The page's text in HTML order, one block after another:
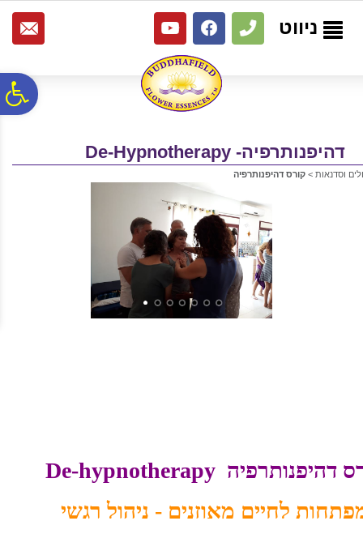
נגישות
אתר
המרכזי
ניווט
דהיפנותרפיה- De-Hypnotherapy
וסדנאות > קורס דהיפנותרפיה
דהיפנותרפיהDe-hypnotherapy
לחיים מאוזנים - ניהול רגשי